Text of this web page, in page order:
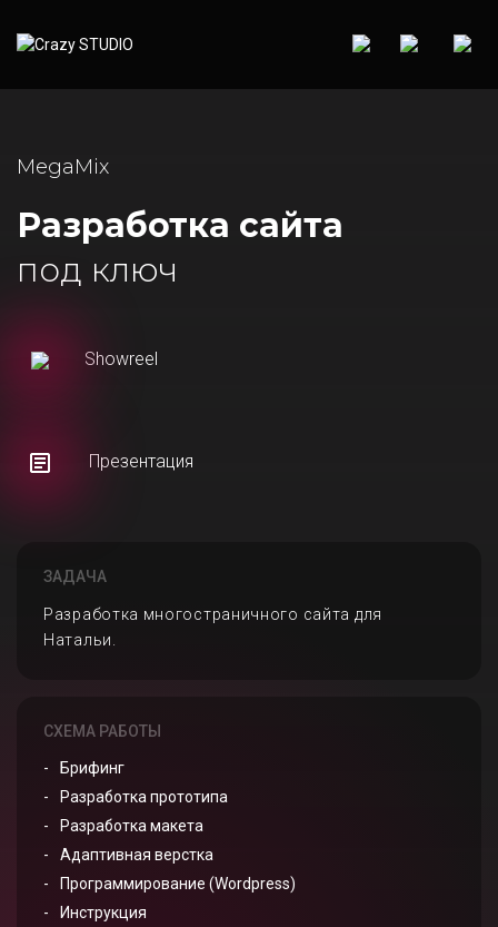
MegaMix
Разработка сайта
под ключ
Showreel
Презентация
ЗАДАЧА
Разработка многостраничного сайта для
Натальи.
СХЕМА РАБОТЫ
Брифинг
Разработка прототипа
Разработка макета
Адаптивная верстка
Программирование (Wordpress)
Инструкция